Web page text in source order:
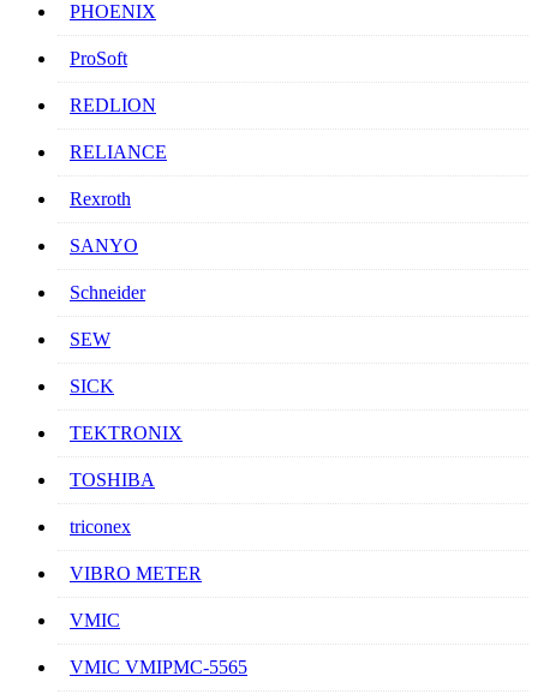
PHOENIX
ProSoft
REDLION
RELIANCE
Rexroth
SANYO
Schneider
SEW
SICK
TEKTRONIX
TOSHIBA
triconex
VIBRO METER
VMIC
VMIC VMIPMC-5565